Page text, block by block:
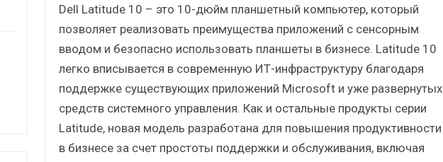
Dell Latitude 10 – это 10-дюйм планшетный компьютер, который
позволяет реализовать преимущества приложений с сенсорным
вводом и безопасно использовать планшеты в бизнесе. Latitude 10
легко вписывается в современную ИТ-инфраструктуру благодаря
поддержке существующих приложений Microsoft и уже развернутых
средств системного управления. Как и остальные продукты серии
Latitude, новая модель разработана для повышения продуктивности
в бизнесе за счет простоты поддержки и обслуживания, включая
ИБП
Подкосят ли глобальные угрозы
российский рынок ИБП?
ИБП
Отрасль ИБП в депрессии?
Часть II.